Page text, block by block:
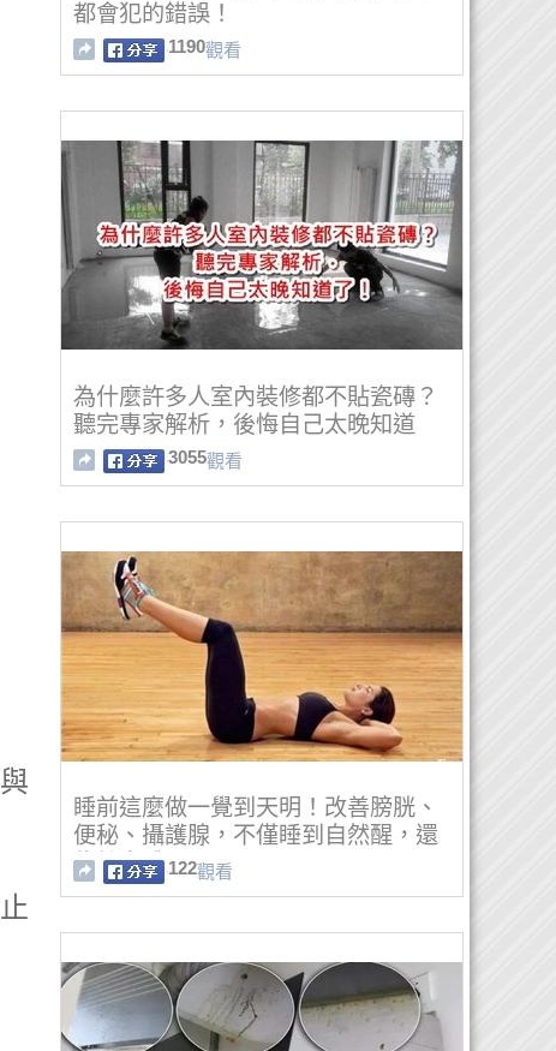
都會犯的錯誤！
1190觀看
為什麼許多人室內裝修都不貼瓷磚？
聽完專家解析，後悔自己太晚知道
了！
3055觀看
睡前這麼做一覺到天明！改善膀胱、
便秘、攝護腺，不僅睡到自然醒，還
能練身體啊....
122觀看